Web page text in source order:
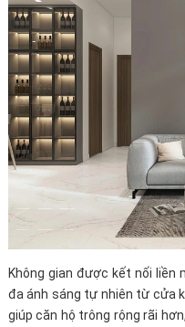
Không gian được kết nối liền
đa ánh sáng tự nhiên từ cửa
giúp căn hộ trông rộng rãi